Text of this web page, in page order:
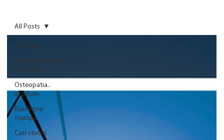
All Posts
Approfondimenti
Scientifici
Osteopatia..
in pillole
Rassegna
stampa
Casi studio
All Posts